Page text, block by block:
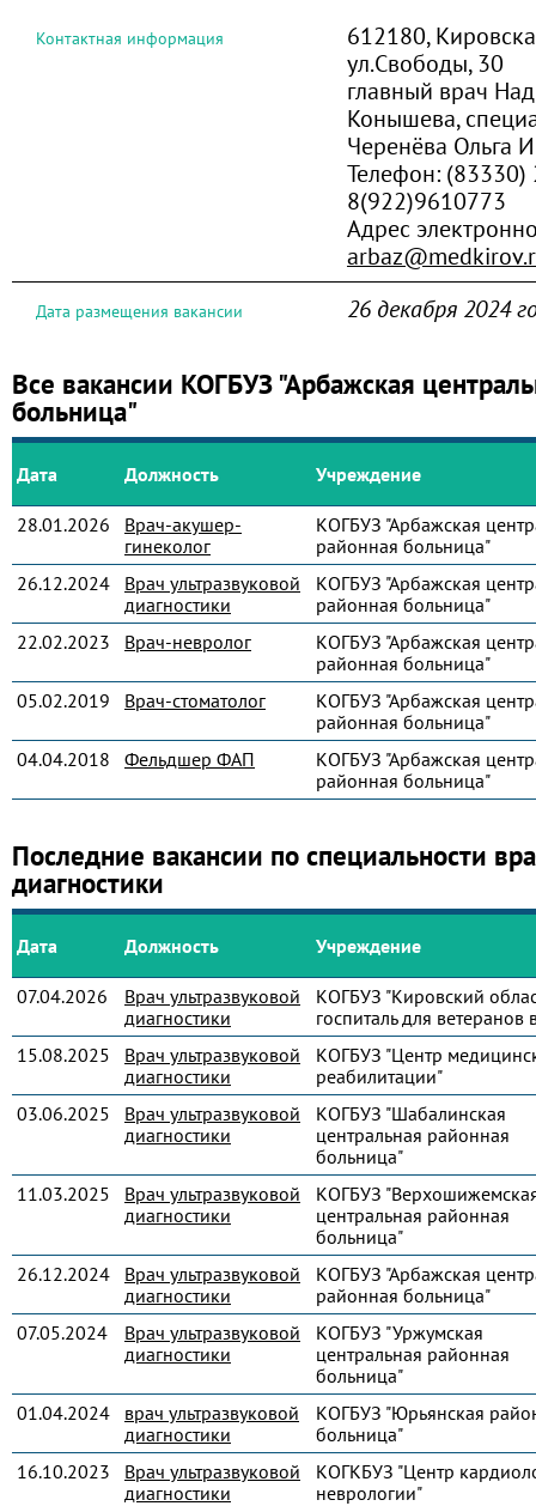
Контактная информация
612180,
ул.Свободы, 30
главный врач
Конышева,
Черенёва Ольга
Телефон: (83330)
8(922)9610773
Адрес
Дата размещения вакансии 26 декабря 2024
Все вакансии КОГБУЗ "Арбажская
больница"
Дата Должность Учреждение
28.01.2026
Врач-акушер-
гинеколог
КОГБУЗ "Арбажская
районная больница"
26.12.2024
Врач ультразвуковой
диагностики
КОГБУЗ "Арбажская
районная больница"
22.02.2023
Врач-невролог
КОГБУЗ "Арбажская
районная больница"
05.02.2019
Врач-стоматолог
КОГБУЗ "Арбажская
районная больница"
04.04.2018
Фельдшер ФАП
КОГБУЗ "Арбажская
районная больница"
Последние вакансии по специальности
диагностики
Дата Должность Учреждение
07.04.2026
Врач ультразвуковой
диагностики
КОГБУЗ "Кировский
госпиталь для ветеранов
15.08.2025
Врач ультразвуковой
диагностики
КОГБУЗ "Центр
реабилитации"
03.06.2025
Врач ультразвуковой
диагностики
КОГБУЗ "Шабалинская
центральная районная
больница"
11.03.2025
Врач ультразвуковой
диагностики
КОГБУЗ
центральная районная
больница"
26.12.2024
Врач ультразвуковой
диагностики
КОГБУЗ "Арбажская
районная больница"
07.05.2024
Врач ультразвуковой
диагностики
КОГБУЗ "Уржумская
центральная районная
больница"
01.04.2024
врач ультразвуковой
диагностики
КОГБУЗ "Юрьянская
больница"
16.10.2023
Врач ультразвуковой
диагностики
КОГКБУЗ "Центр
неврологии"